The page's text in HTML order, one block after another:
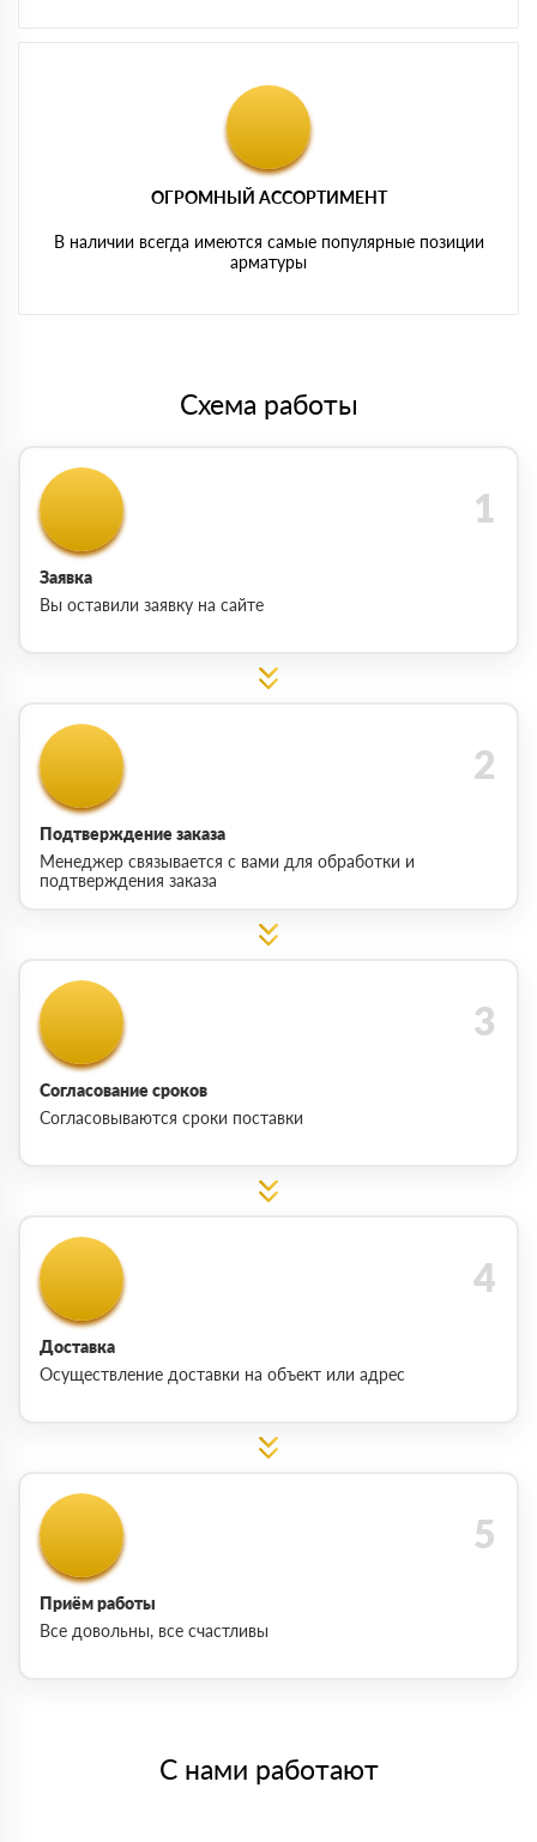
ОГРОМНЫЙ АССОРТИМЕНТ
В наличии всегда имеются самые популярные позиции
арматуры
Схема работы
Заявка
Вы оставили заявку на сайте
Подтверждение заказа
Менеджер связывается с вами для обработки и
подтверждения заказа
Согласование сроков
Согласовываются сроки поставки
Доставка
Осуществление доставки на объект или адрес
Приём работы
Все довольны, все счастливы
С нами работают